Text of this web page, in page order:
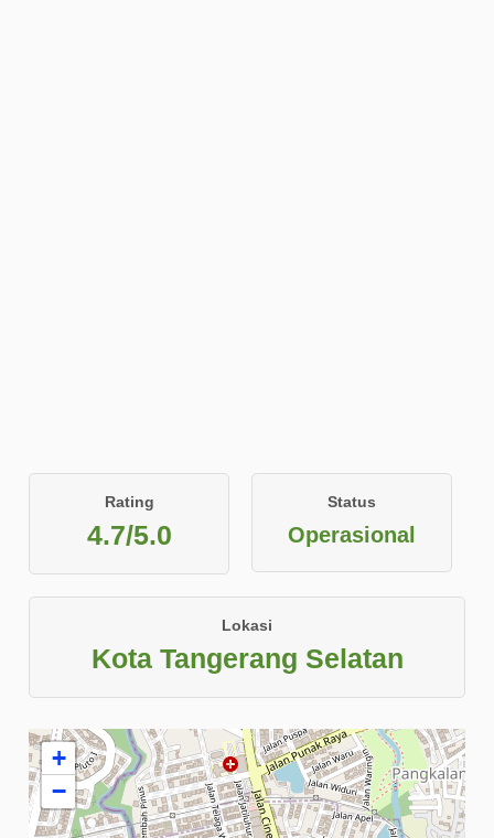
Rating
4.7/5.0
Status
Operasional
Lokasi
Kota Tangerang Selatan
+
−